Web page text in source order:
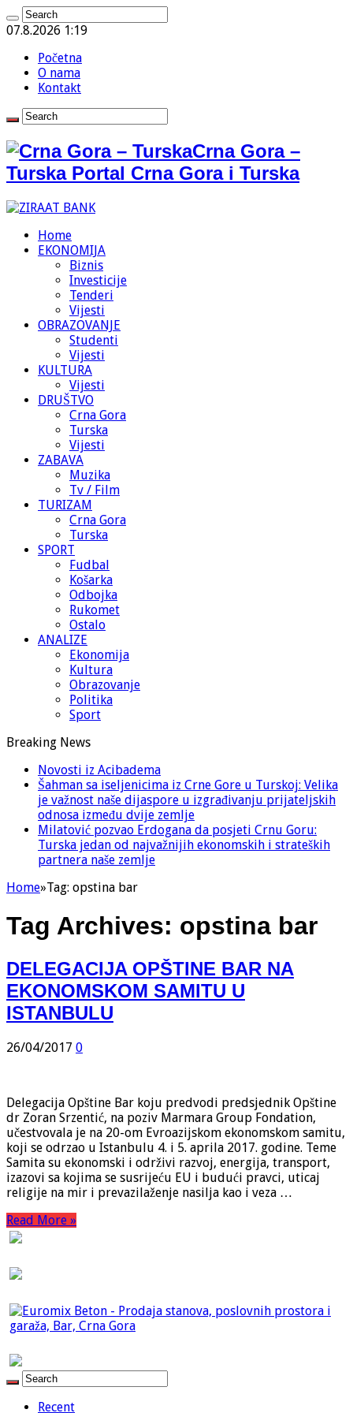
07.8.2026 1:19
Početna
O nama
Kontakt
Crna Gora –
Turska Portal Crna Gora i Turska
Home
EKONOMIJA
Biznis
Investicije
Tenderi
Vijesti
OBRAZOVANJE
Studenti
Vijesti
KULTURA
Vijesti
DRUŠTVO
Crna Gora
Turska
Vijesti
ZABAVA
Muzika
Tv / Film
TURIZAM
Crna Gora
Turska
SPORT
Fudbal
Košarka
Odbojka
Rukomet
Ostalo
ANALIZE
Ekonomija
Kultura
Obrazovanje
Politika
Sport
Breaking News
Novosti iz Acibadema
Šahman sa iseljenicima iz Crne Gore u Turskoj: Velika
je važnost naše dijaspore u izgrađivanju prijateljskih
odnosa između dvije zemlje
Milatović pozvao Erdogana da posjeti Crnu Goru:
Turska jedan od najvažnijih ekonomskih i strateških
partnera naše zemlje
Home»Tag: opstina bar
Tag Archives: opstina bar
DELEGACIJA OPŠTINE BAR NA
EKONOMSKOM SAMITU U
ISTANBULU
26/04/2017 0
Delegacija Opštine Bar koju predvodi predsjednik Opštine
dr Zoran Srzentić, na poziv Marmara Group Fondation,
učestvovala je na 20-om Evroazijskom ekonomskom samitu,
koji se odrzao u Istanbulu 4. i 5. aprila 2017. godine. Teme
Samita su ekonomski i održivi razvoj, energija, transport,
izazovi sa kojima se susrijeću EU i budući pravci, uticaj
religije na mir i prevazilaženje nasilja kao i veza …
Read More »
Recent